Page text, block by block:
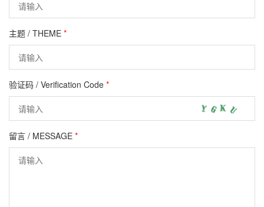
主题 / THEME *
验证码 / Verification Code *
留言 / MESSAGE *